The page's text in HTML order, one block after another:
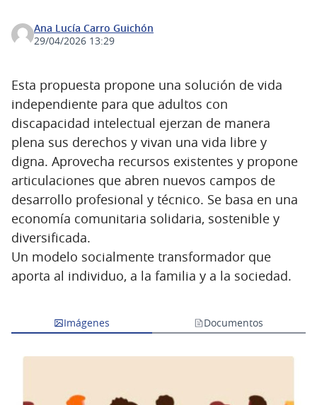
Ana Lucía Carro Guichón
29/04/2026 13:29
Esta propuesta propone una solución de vida
independiente para que adultos con
discapacidad intelectual ejerzan de manera
plena sus derechos y vivan una vida libre y
digna. Aprovecha recursos existentes y propone
articulaciones que abren nuevos campos de
desarrollo profesional y técnico. Se basa en una
economía comunitaria solidaria, sostenible y
diversificada.
Un modelo socialmente transformador que
aporta al individuo, a la familia y a la sociedad.
Imágenes Documentos